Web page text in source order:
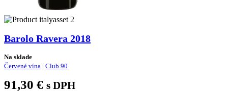
Barolo Ravera 2018
Na sklade
Červené vína | Club 90
91,30 € s DPH